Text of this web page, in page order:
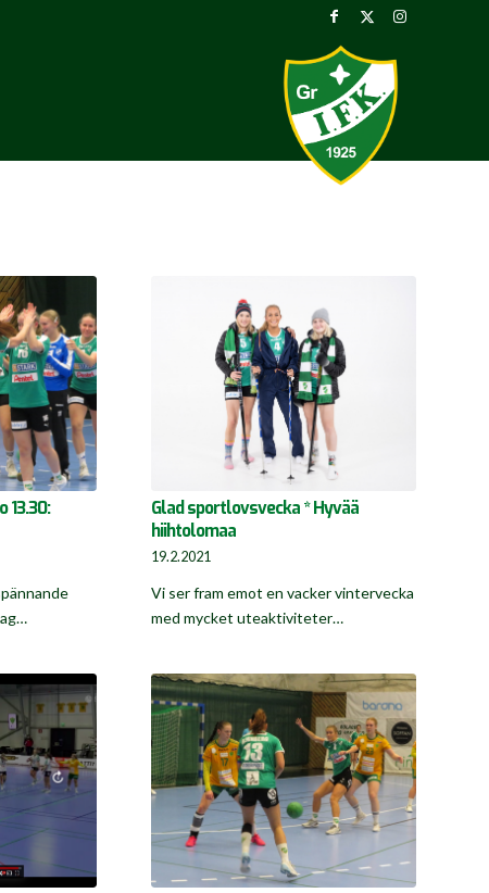
13.30:
Glad sportlovsvecka * Hyvää
hiihtolomaa
19.2.2021
Vi ser fram emot en vacker vintervecka
med mycket uteaktiviteter…